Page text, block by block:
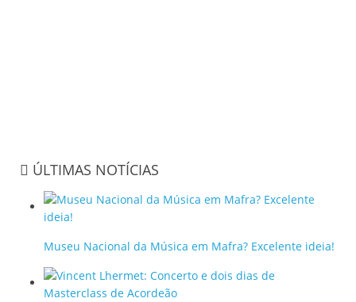
ÚLTIMAS NOTÍCIAS
Museu Nacional da Música em Mafra? Excelente ideia!